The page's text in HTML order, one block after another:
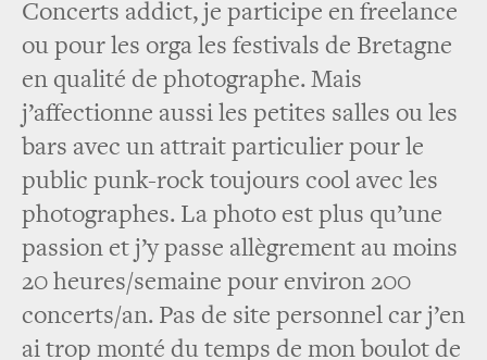
Concerts addict, je participe en freelance
ou pour les orga les festivals de Bretagne
en qualité de photographe. Mais
j’affectionne aussi les petites salles ou les
bars avec un attrait particulier pour le
public punk-rock toujours cool avec les
photographes. La photo est plus qu’une
passion et j’y passe allègrement au moins
20 heures/semaine pour environ 200
concerts/an. Pas de site personnel car j’en
ai trop monté du temps de mon boulot de